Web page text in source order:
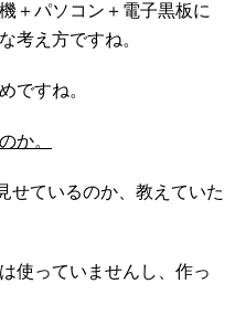
＋パソコン＋電子黒板に
考え方ですね。
ですね。
か。
せているのか、教えていた
使っていませんし、作っ